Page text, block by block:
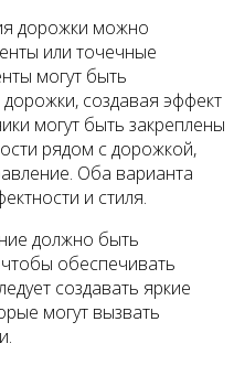
дорожки можно
или точечные
могут быть
создавая эффект
могут быть закреплены
рядом с дорожкой,
Оба варианта
и стиля.
должно быть
обеспечивать
создавать яркие
могут вызвать